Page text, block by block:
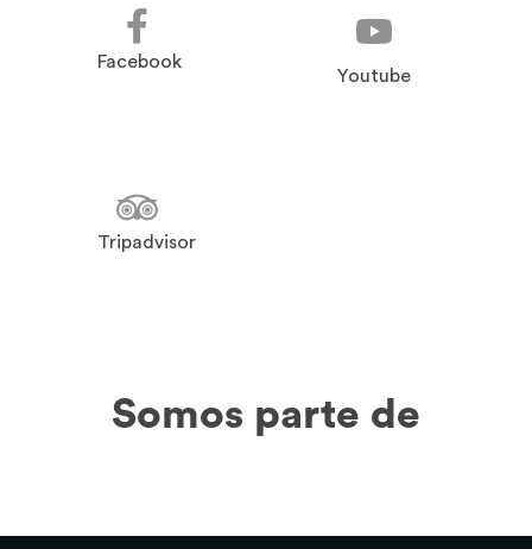
Facebook
Youtube
Tripadvisor
Somos parte de